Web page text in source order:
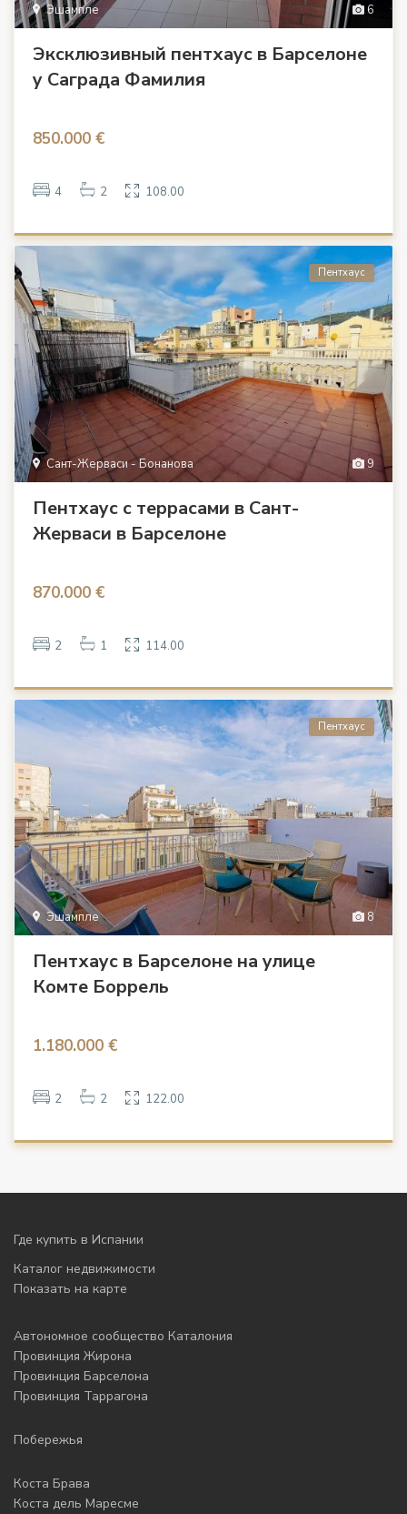
6
Эшампле
Эксклюзивный пентхаус в Барселоне
у Саграда Фамилия
850.000 €
4 2 108.00
9
Сант-Жерваси - Бонанова
Пентхаус
Пентхаус с террасами в Сант-
Жерваси в Барселоне
870.000 €
2 1 114.00
8
Эшампле
Пентхаус
Пентхаус в Барселоне на улице
Комте Боррель
1.180.000 €
2 2 122.00
Где купить в Испании
Каталог недвижимости
Показать на карте
Автономное сообщество Каталония
Провинция Жирона
Провинция Барселона
Провинция Таррагона
Побережья
Коста Брава
Коста дель Маресме